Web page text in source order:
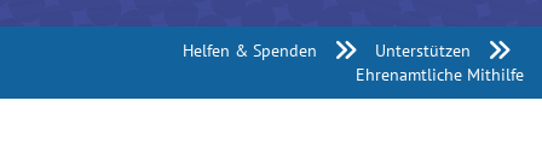
Helfen & Spenden
Unterstützen
Ehrenamtliche Mithilfe